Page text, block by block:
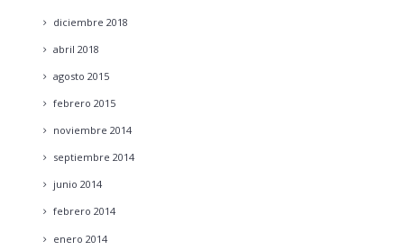
diciembre 2018
abril 2018
agosto 2015
febrero 2015
noviembre 2014
septiembre 2014
junio 2014
febrero 2014
enero 2014